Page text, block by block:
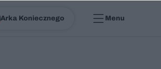
Arka Koniecznego Menu